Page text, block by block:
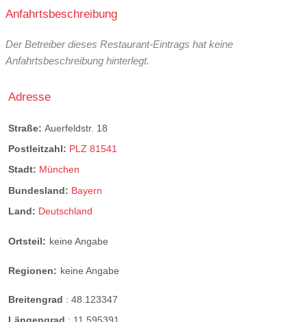
Anfahrtsbeschreibung
Der Betreiber dieses Restaurant-Eintrags hat keine
Anfahrtsbeschreibung hinterlegt.
Adresse
Straße: Auerfeldstr. 18
Postleitzahl: PLZ 81541
Stadt: München
Bundesland: Bayern
Land: Deutschland
Ortsteil: keine Angabe
Regionen: keine Angabe
Breitengrad : 48.123347